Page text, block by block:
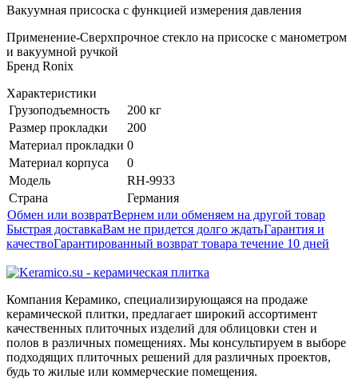
Вакуумная присоска с функцией измерения давления
Применение-Сверхпрочное стекло на присоске с манометром
и вакуумной ручкой
Бренд Ronix
Характеристики
Грузоподъемность
200 кг
Размер прокладки
200
Материал прокладки 0
Материал корпуса
0
Модель
RH-9933
Страна
Германия
Обмен или возвратВернем или обменяем на другой товар
Быстрая доставкаВам не придется долго ждатьГарантия и
качествоГарантированный возврат товара течение 10 дней
Компания Керамико, специализирующаяся на продаже
керамической плитки, предлагает широкий ассортимент
качественных плиточных изделий для облицовки стен и
полов в различных помещениях. Мы консультируем в выборе
подходящих плиточных решений для различных проектов,
будь то жилые или коммерческие помещения.